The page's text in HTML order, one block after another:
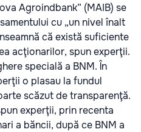
Agroindbank” (MAIB) se
cu „un nivel înalt
că există suficiente
acţionarilor, spun experţii.
specială a BNM. În
o plasau la fundul
scăzut de transparenţă.
experţii, prin recenta
a băncii, după ce BNM a